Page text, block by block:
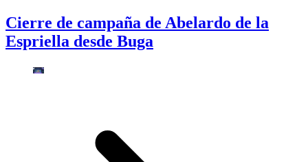
Cierre de campaña de Abelardo de la
Espriella desde Buga